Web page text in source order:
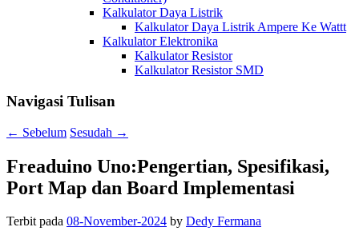
Kalkulator Daya Listrik
Kalkulator Daya Listrik Ampere Ke Wattt
Kalkulator Elektronika
Kalkulator Resistor
Kalkulator Resistor SMD
Navigasi Tulisan
← Sebelum Sesudah →
Freaduino Uno:Pengertian, Spesifikasi,
Port Map dan Board Implementasi
Terbit pada 08-November-2024 by Dedy Fermana